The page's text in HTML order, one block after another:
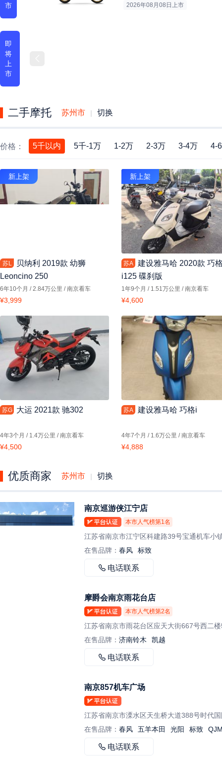
市
2026年08月08日 上市
即
将
上
市
二手摩托 苏州市 | 切换
价格： 5千以内 5千-1万 1-2万 2-3万 3-4万 4-
新上架
苏L
贝纳利 2019款 幼狮
Leoncino 250
6年10个月 /2.84万公里 /南京看车
¥3,999
新上架
苏A
建设雅马哈 2020款 巧
i125 碟刹版
1年9个月 / 1.51万公里 /南京看车
¥4,600
苏G 大运 2021款 驰302
4年3个月 / 1.4万公里 /南京看车
¥4,500
苏A 建设雅马哈 巧格i
4年7个月 / 1.6万公里 /南京看车
¥4,888
优质商家 苏州市 | 切换
南京巡游侠江宁店
本市人气榜第1名
在售品牌： 春风 标致
电话联系
摩爵会南京雨花台店
本市人气榜第2名
江苏省南京市雨花台区应天大街667号西二
在售品牌： 济南铃木 凯越
电话联系
南京857机车广场
在售品牌： 春风 五羊本田 光阳 标致
电话联系